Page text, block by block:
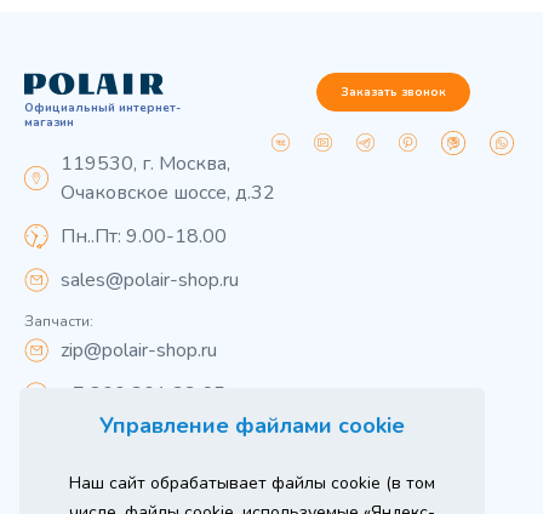
Управление файлами cookie
Наш сайт обрабатывает файлы cookie (в том
Официальный интернет-
магазин
119530, г. Москва,
Очаковское шоссе, д.32
Пн..Пт: 9.00-18.00
sales@polair-shop.ru
Запчасти:
zip@polair-shop.ru
+7 800 301 33 65
Заказать звонок
Вся информация на сайте о товарах носит
справочный характер и не является публичной